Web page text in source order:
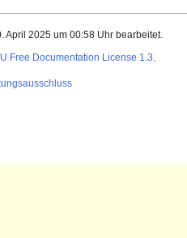
April 2025 um 00:58 Uhr bearbeitet.
Free Documentation License 1.3